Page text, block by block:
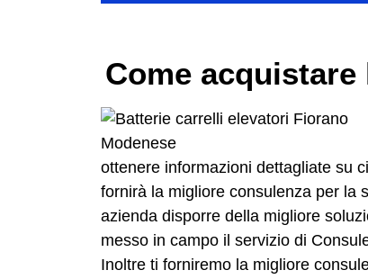
Come
ottenere informazioni dettagliate su
fornirà la migliore consulenza per la
azienda disporre della migliore
messo in campo il servizio di
Inoltre ti forniremo la migliore